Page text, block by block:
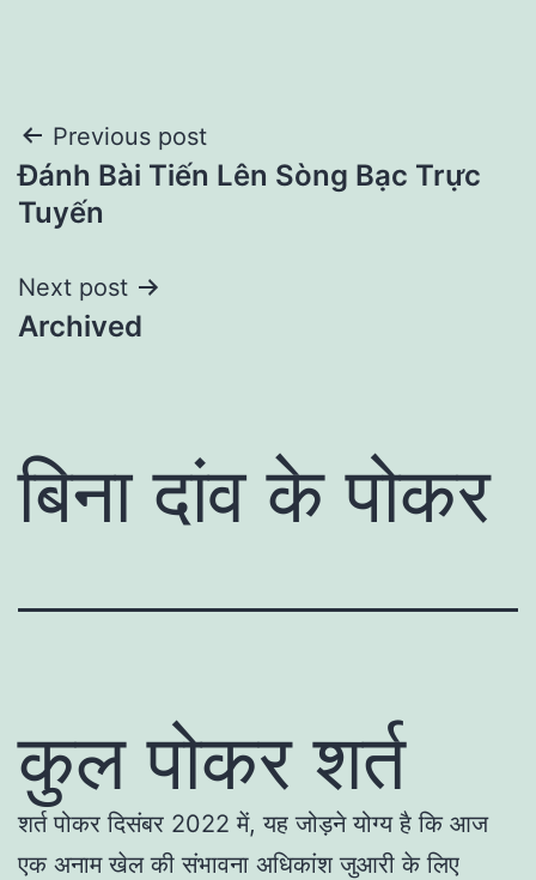
Post
navigation
Previous post
Đánh Bài Tiến Lên Sòng Bạc Trực
Tuyến
Next post
Archived
बिना दांव के पोकर
कुल पोकर शर्त
शर्त पोकर दिसंबर 2022 में, यह जोड़ने योग्य है कि आज
एक अनाम खेल की संभावना अधिकांश जुआरी के लिए